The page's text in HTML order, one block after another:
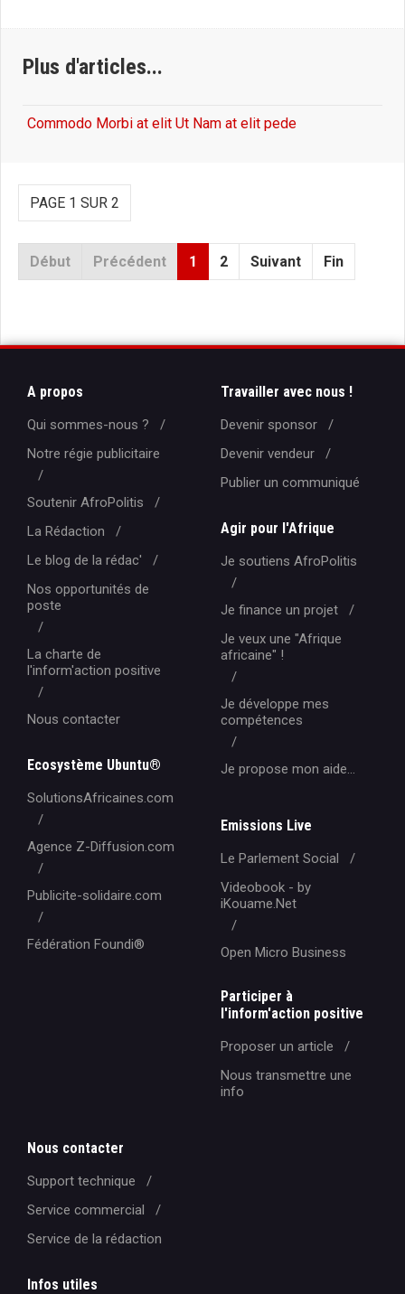
Plus d'articles...
Commodo Morbi at elit Ut Nam at elit pede
PAGE 1 SUR 2
Début Précédent 1 2 Suivant Fin
A propos
Qui sommes-nous ?
Notre régie publicitaire
Soutenir AfroPolitis
La Rédaction
Le blog de la rédac'
Nos opportunités de
poste
La charte de
l'inform'action positive
Nous contacter
Ecosystème Ubuntu®
SolutionsAfricaines.com
Agence Z-Diffusion.com
Publicite-solidaire.com
Fédération Foundi®️
Travailler avec nous !
Devenir sponsor
Devenir vendeur
Publier un communiqué
Agir pour l'Afrique
Je soutiens AfroPolitis
Je finance un projet
Je veux une "Afrique
africaine" !
Je développe mes
compétences
Je propose mon aide...
Emissions Live
Le Parlement Social
Videobook - by
iKouame.Net
Open Micro Business
Participer à
l'inform'action positive
Proposer un article
Nous transmettre une
info
Nous contacter
Support technique
Service commercial
Service de la rédaction
Infos utiles